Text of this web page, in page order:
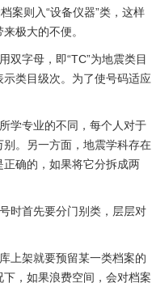
案则入“设备仪器”类，这样
极大的不便。
双字母，即“TC”为地震类目
类目级次。为了使号码适应
学专业的不同，每个人对于
。另一方面，地震学科存在
确的，如果将它分拆成两
时首先要分门别类，层层对
上架就要预留某一类档案的
，如果浪费空间，会对档案